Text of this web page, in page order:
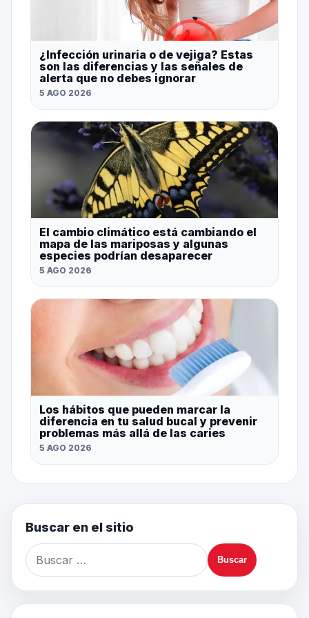
¿Infección urinaria o de vejiga? Estas
son las diferencias y las señales de
alerta que no debes ignorar
5 AGO 2026
El cambio climático está cambiando el
mapa de las mariposas y algunas
especies podrían desaparecer
5 AGO 2026
Los hábitos que pueden marcar la
diferencia en tu salud bucal y prevenir
problemas más allá de las caries
5 AGO 2026
Buscar en el sitio